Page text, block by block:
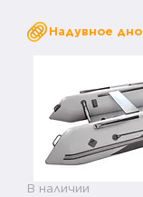
Надувное дно
В наличии